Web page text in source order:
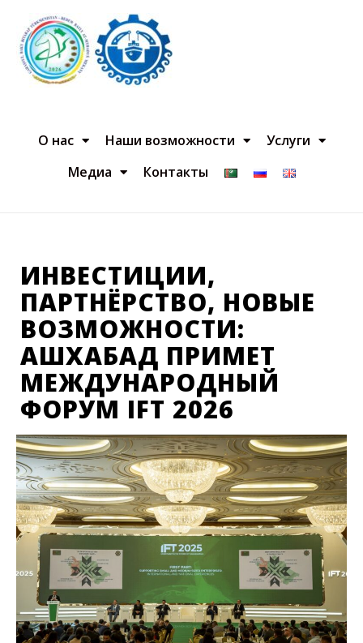
О нас Наши возможности
Услуги
Медиа
Контакты
ИНВЕСТИЦИИ,
ПАРТНЁРСТВО, НОВЫЕ
ВОЗМОЖНОСТИ:
АШХАБАД ПРИМЕТ
МЕЖДУНАРОДНЫЙ
ФОРУМ IFT 2026